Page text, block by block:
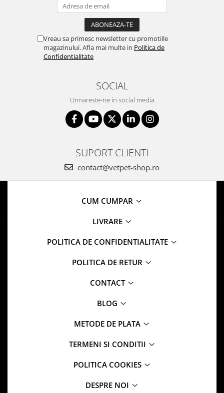
Vreau sa primesc newsletter cu promotiile
magazinului. Afla mai multe in Politica de
Confidentialitate
SOCIAL
Urmareste-ne in social media
SUPORT CLIENTI
contact@vetpet-shop.ro
CUM CUMPAR
LIVRARE
POLITICA DE CONFIDENTIALITATE
POLITICA DE RETUR
CONTACT
BLOG
METODE DE PLATA
TERMENI SI CONDITII
POLITICA COOKIES
DESPRE NOI